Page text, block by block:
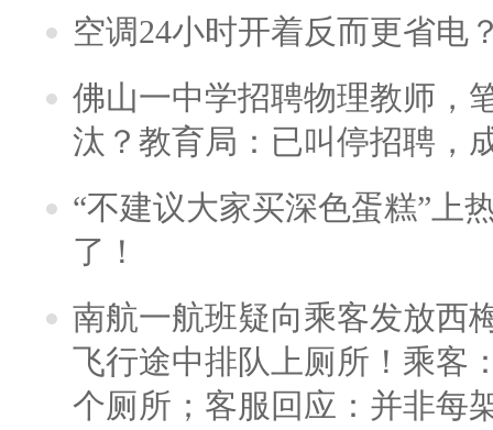
空调24小时开着反而更省电
佛山一中学招聘物理教师，
汰？教育局：已叫停招聘，
“不建议大家买深色蛋糕”上
了！
南航一航班疑向乘客发放西
飞行途中排队上厕所！乘客
个厕所；客服回应：并非每